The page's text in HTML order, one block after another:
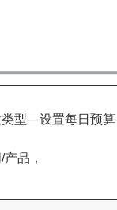
型—设置每日预
品，